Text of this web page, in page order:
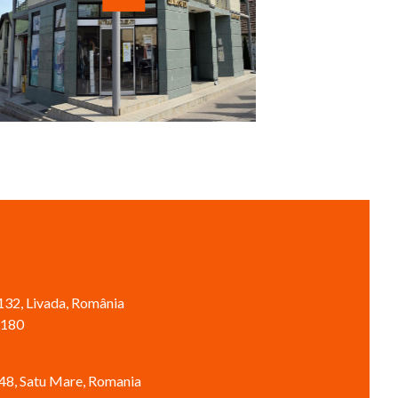
Livada, România
Satu Mare, Romania